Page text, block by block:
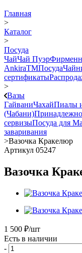
Главная
>
Каталог
>
Посуда
ЧайЧай Пуэр
AnkiraTMПосуда
сертификаты
>
Вазы
ГайваниЧахайПиалы
(Чабани)
сервизыПосуда для
заваривания
>Вазочка Кракелюр
Артикул 05247
Вазочка
1 500 ₽/шт
Есть в наличии
-